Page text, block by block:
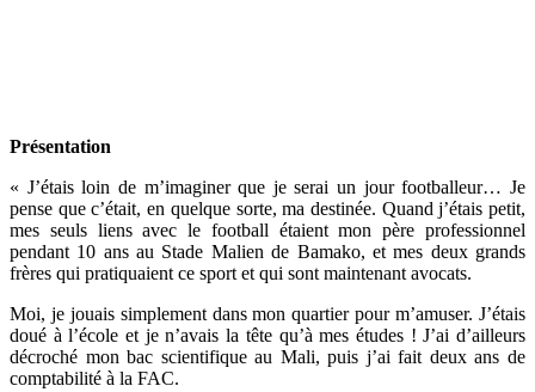
Présentation
« J’étais loin de m’imaginer que je serai un jour footballeur… Je
pense que c’était, en quelque sorte, ma destinée. Quand j’étais petit,
mes seuls liens avec le football étaient mon père professionnel
pendant 10 ans au Stade Malien de Bamako, et mes deux grands
frères qui pratiquaient ce sport et qui sont maintenant avocats.
Moi, je jouais simplement dans mon quartier pour m’amuser. J’étais
doué à l’école et je n’avais la tête qu’à mes études ! J’ai d’ailleurs
décroché mon bac scientifique au Mali, puis j’ai fait deux ans de
comptabilité à la FAC.